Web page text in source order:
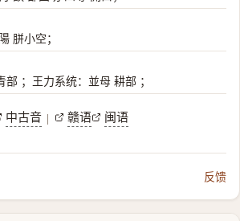
胼小空；
；王力系统：並母 耕部 ；
中古音 | 赣语 闽语
反馈